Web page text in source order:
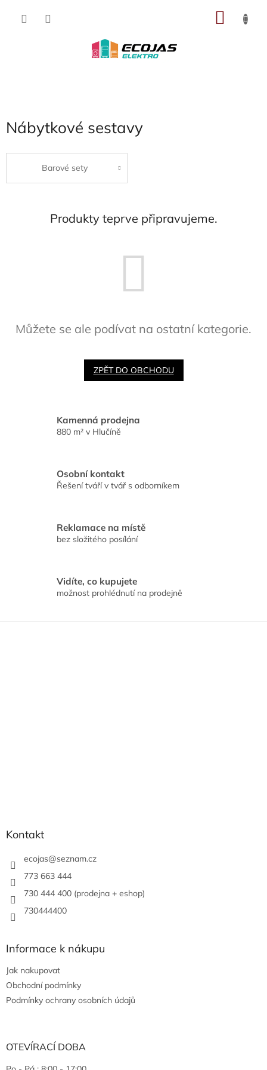
Nábytkové sestavy
Barové sety
Produkty teprve připravujeme.
Můžete se ale podívat na ostatní kategorie.
ZPĚT DO OBCHODU
Kamenná prodejna
880 m² v Hlučíně
Osobní kontakt
Řešení tváří v tvář s odborníkem
Reklamace na místě
bez složitého posílání
Vidíte, co kupujete
možnost prohlédnutí na prodejně
Z
Kontakt
ecojas@seznam.cz
773 663 444
730 444 400 (prodejna + eshop)
730444400
Informace k nákupu
Jak nakupovat
Obchodní podmínky
Podmínky ochrany osobních údajů
OTEVÍRACÍ DOBA